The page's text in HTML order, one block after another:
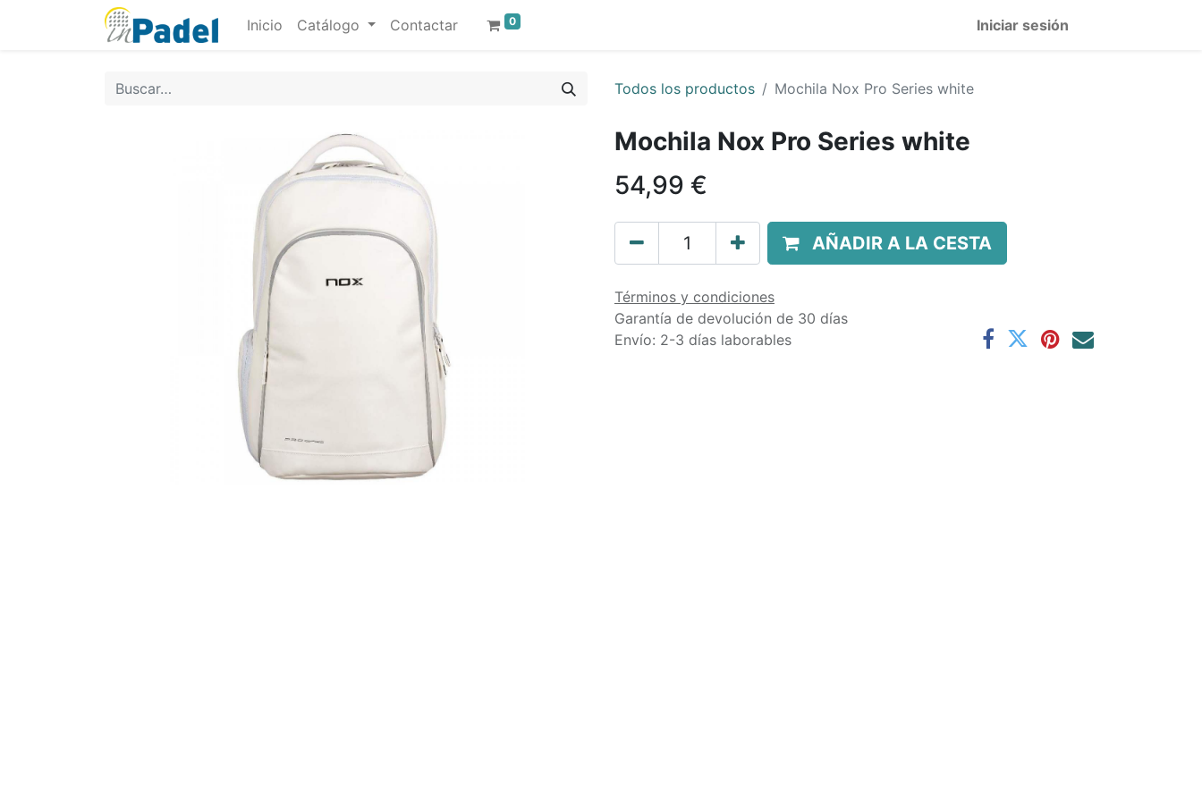
Inicio Catálogo Contactar 0 Iniciar sesión
Todos los productos Mochila Nox Pro Series white
Mochila Nox Pro Series white
54,99 €
AÑADIR A LA CESTA
Términos y condiciones
Garantía de devolución de 30 días
Envío: 2-3 días laborables